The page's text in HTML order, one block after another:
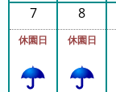
ン
グ
今
7
休園日
8
休園日